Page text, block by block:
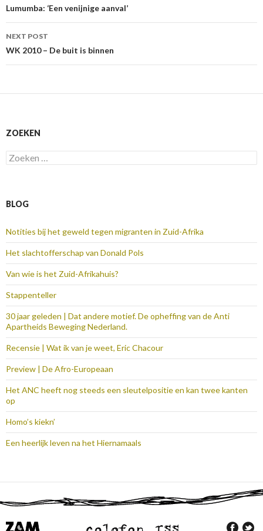
navigation
Lumumba: ‘Een venijnige aanval’
NEXT POST
WK 2010 – De buit is binnen
ZOEKEN
Zoeken
naar:
BLOG
Notities bij het geweld tegen migranten in Zuid-Afrika
Het slachtofferschap van Donald Pols
Van wie is het Zuid-Afrikahuis?
Stappenteller
30 jaar geleden | Dat andere motief. De opheffing van de Anti
Apartheids Beweging Nederland.
Recensie | Wat ik van je weet, Eric Chacour
Preview | De Afro-Europeaan
Het ANC heeft nog steeds een sleutelpositie en kan twee kanten
op
Homo’s kiekn’
Een heerlijk leven na het Hiernamaals